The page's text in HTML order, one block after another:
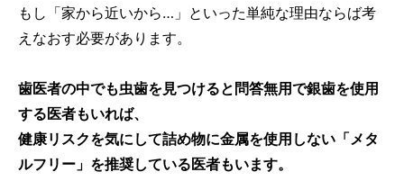
もし「家から近いから…」といった単純な理由ならば考
えなおす必要があります。
歯医者の中でも虫歯を見つけると問答無用で銀歯を使用
する医者もいれば、
健康リスクを気にして詰め物に金属を使用しない「メタ
ルフリー」を推奨している医者もいます。